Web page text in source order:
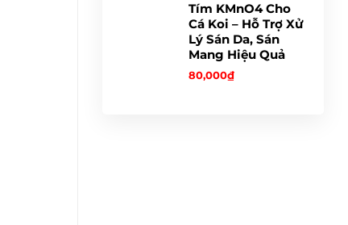
Tím KMnO4 Cho
Cá Koi – Hỗ Trợ Xử
Lý Sán Da, Sán
Mang Hiệu Quả
80,000₫